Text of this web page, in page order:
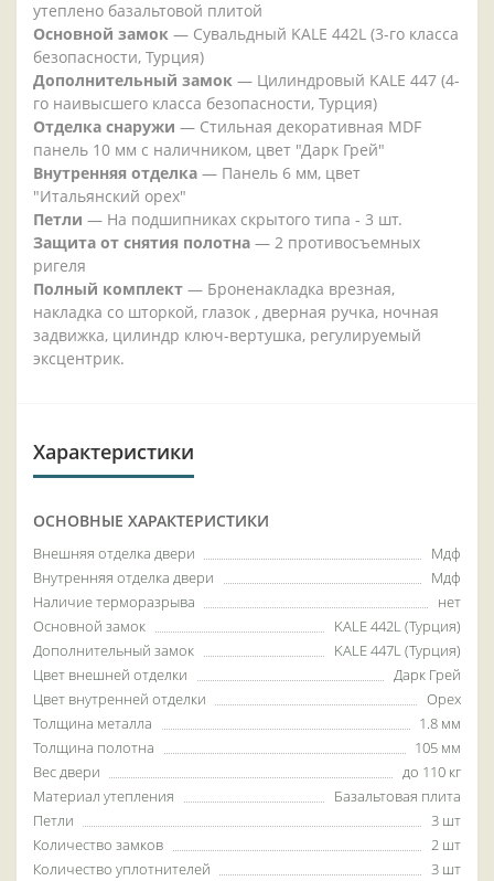
утеплено базальтовой плитой
Основной замок — Сувальдный KALE 442L (3-го класса
безопасности, Турция)
Дополнительный замок — Цилиндровый KALE 447 (4-
го наивысшего класса безопасности, Турция)
Отделка снаружи — Стильная декоративная MDF
панель 10 мм с наличником, цвет "Дарк Грей"
Внутренняя отделка — Панель 6 мм, цвет
"Итальянский орех"
Петли — На подшипниках скрытого типа - 3 шт.
Защита от снятия полотна — 2 противосъемных
ригеля
Полный комплект — Броненакладка врезная,
накладка со шторкой, глазок , дверная ручка, ночная
задвижка, цилиндр ключ-вертушка, регулируемый
эксцентрик.
Характеристики
ОСНОВНЫЕ ХАРАКТЕРИСТИКИ
Внешняя отделка двери
Мдф
Внутренняя отделка двери
Мдф
Наличие терморазрыва
нет
Основной замок
KALE 442L (Турция)
Дополнительный замок
KALE 447L (Турция)
Цвет внешней отделки
Дарк Грей
Цвет внутренней отделки
Орех
Толщина металла
1.8 мм
Толщина полотна
105 мм
Вес двери
до 110 кг
Материал утепления
Базальтовая плита
Петли
3 шт
Количество замков
2 шт
Количество уплотнителей
3 шт